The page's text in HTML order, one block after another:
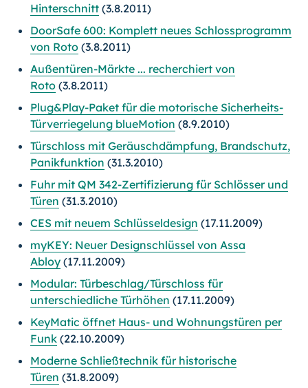
Hinterschnitt (3.8.2011)
DoorSafe 600: Komplett neues Schlossprogramm
von Roto (3.8.2011)
Außentüren-Märkte ... recherchiert von
Roto (3.8.2011)
Plug&Play-Paket für die motorische Sicherheits-
Türverriegelung blueMotion (8.9.2010)
Türschloss mit Geräuschdämpfung, Brandschutz,
Panikfunktion (31.3.2010)
Fuhr mit QM 342-Zertifizierung für Schlösser und
Türen (31.3.2010)
CES mit neuem Schlüsseldesign (17.11.2009)
myKEY: Neuer Designschlüssel von Assa
Abloy (17.11.2009)
Modular: Türbeschlag/Türschloss für
unterschiedliche Türhöhen (17.11.2009)
KeyMatic öffnet Haus- und Wohnungstüren per
Funk (22.10.2009)
Moderne Schließtechnik für historische
Türen (31.8.2009)